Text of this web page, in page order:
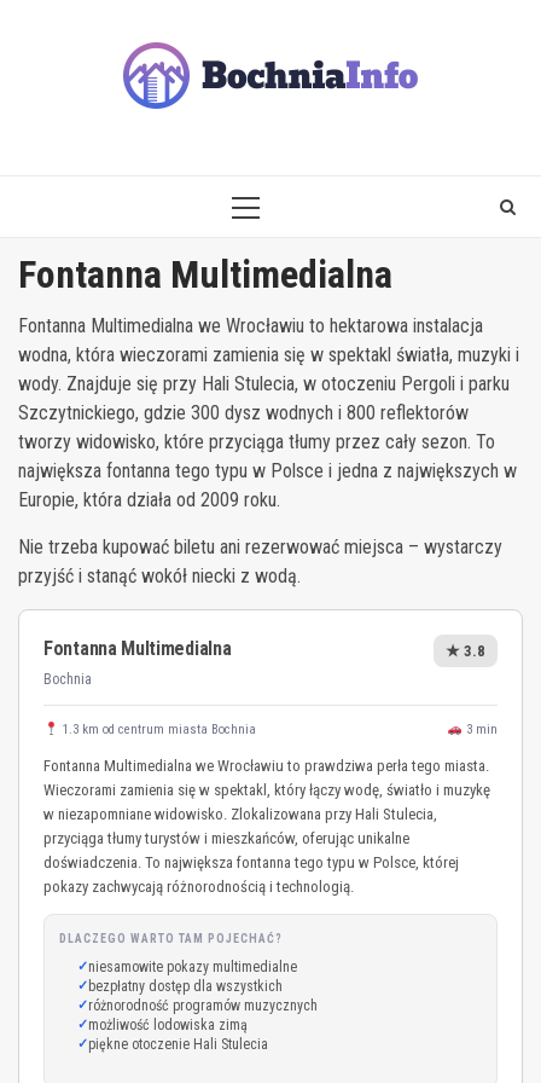
PRIMARY
Fontanna Multimedialna
Fontanna Multimedialna we Wrocławiu to hektarowa instalacja
wodna, która wieczorami zamienia się w spektakl światła, muzyki i
wody. Znajduje się przy Hali Stulecia, w otoczeniu Pergoli i parku
Szczytnickiego, gdzie 300 dysz wodnych i 800 reflektorów
tworzy widowisko, które przyciąga tłumy przez cały sezon. To
największa fontanna tego typu w Polsce i jedna z największych w
Europie, która działa od 2009 roku.
Nie trzeba kupować biletu ani rezerwować miejsca – wystarczy
przyjść i stanąć wokół niecki z wodą.
Fontanna Multimedialna
Bochnia
★ 3.8
1.3 km od centrum miasta Bochnia 3 min
Fontanna Multimedialna we Wrocławiu to prawdziwa perła tego miasta.
Wieczorami zamienia się w spektakl, który łączy wodę, światło i muzykę
w niezapomniane widowisko. Zlokalizowana przy Hali Stulecia,
przyciąga tłumy turystów i mieszkańców, oferując unikalne
doświadczenia. To największa fontanna tego typu w Polsce, której
pokazy zachwycają różnorodnością i technologią.
DLACZEGO WARTO TAM POJECHAĆ?
niesamowite pokazy multimedialne
bezpłatny dostęp dla wszystkich
różnorodność programów muzycznych
możliwość lodowiska zimą
piękne otoczenie Hali Stulecia